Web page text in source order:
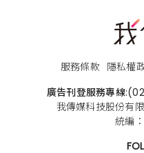
服務條款 隱私權
廣告刊登服務專線:
我傳媒科技股份有
統編